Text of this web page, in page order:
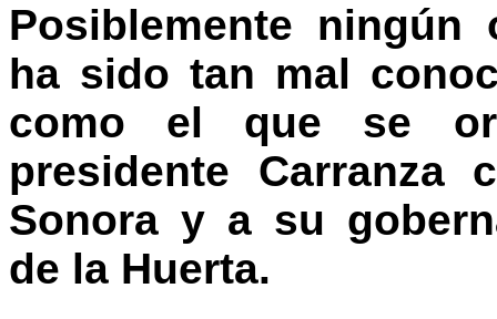
Posiblemente ningún
ha sido tan mal
como el que se
presidente Carranza
Sonora y a su
de la Huerta.